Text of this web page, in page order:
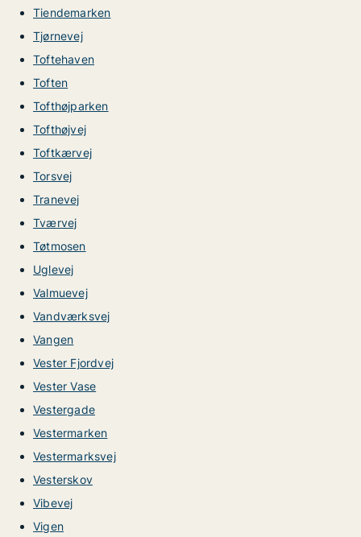
Tiendemarken
Tjørnevej
Toftehaven
Toften
Tofthøjparken
Tofthøjvej
Toftkærvej
Torsvej
Tranevej
Tværvej
Tøtmosen
Uglevej
Valmuevej
Vandværksvej
Vangen
Vester Fjordvej
Vester Vase
Vestergade
Vestermarken
Vestermarksvej
Vesterskov
Vibevej
Vigen